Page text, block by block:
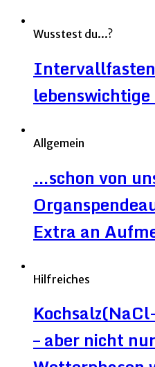
Wusstest du...?
lebenswichtige
Allgemein
…schon von
Extra an
Hilfreiches
– aber nicht